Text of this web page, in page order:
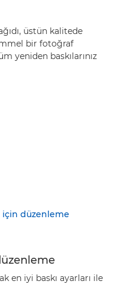
üstün kalitede
bir fotoğraf
yeniden baskılarınız
en iyi baskı ayarları ile